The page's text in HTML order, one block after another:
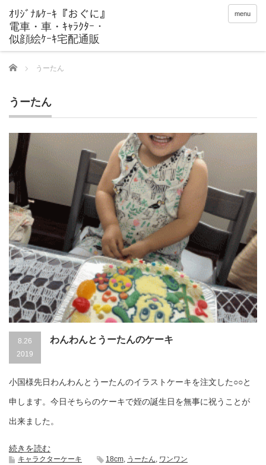
menu
Home うーたん
うーたん
8.26
2019
わんわんとうーたんのケーキ
小国様先日わんわんとうーたんのイラストケーキを注文した○○と
申します。今日そちらのケーキで姪の誕生日を無事に祝うことが
出来ました。
続きを読む
キャラクターケーキ 18cm, うーたん, ワンワン